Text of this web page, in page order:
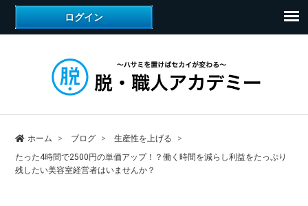
ホーム ブログ
生産性を上げる
たった4時間で2500円の単価アップ！？働く時間を減らし利益をたっぷり
残したい美容室経営者はいませんか？